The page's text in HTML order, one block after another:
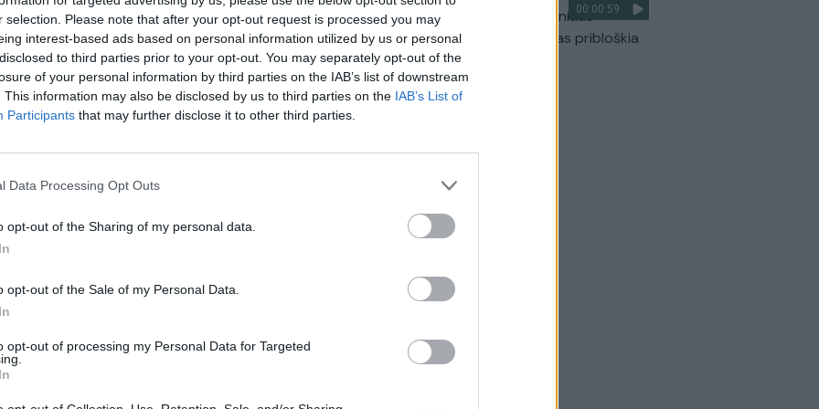
selection. Please note that after your opt-out request is processed you may
interest-based ads based on personal information utilized by us or personal
to third parties prior to your opt-out. You may separately opt-out of the
of your personal information by third parties on the IAB’s list of downstream
This information may also be disclosed by us to third parties on the IAB’s List of
Participants that may further disclose it to other third parties.
Data Processing Opt Outs
opt-out of the Sharing of my personal data.
opt-out of the Sale of my Personal Data.
opt-out of processing my Personal Data for Targeted
iš
Avarijos vaizdai Varėnos rajone: po
smūgio automobilis atsidūrė už kelio
žada stiprinti ryšius su Ukraina
00:00:59
Nufilmavo, kaip patvino Vilniaus
Vakarinis aplinkkelis: vaizdas pribloškia